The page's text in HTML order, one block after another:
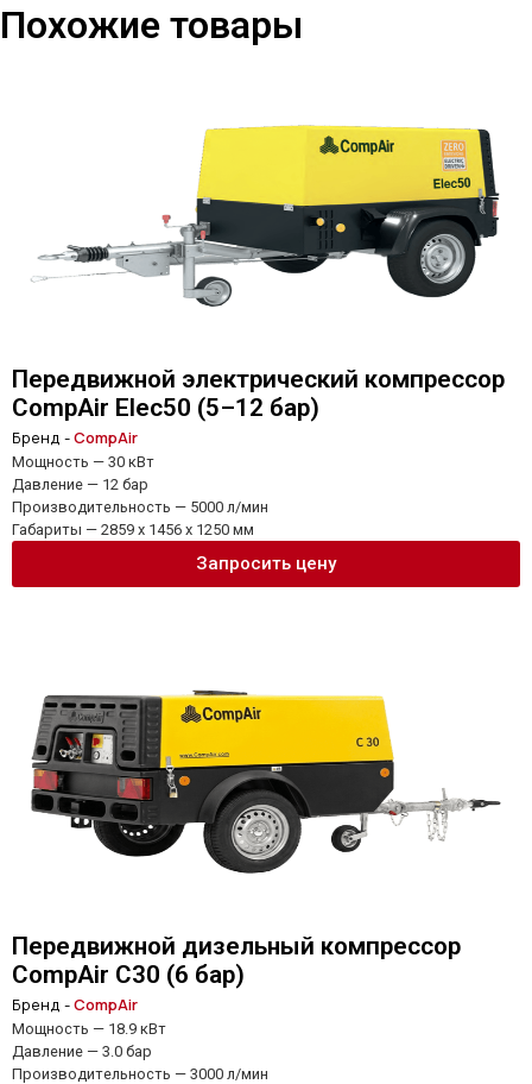
Похожие товары
Передвижной электрический компрессор
CompAir Elec50 (5–12 бар)
Бренд -CompAir
Мощность — 30 кВт
Давление — 12 бар
Производительность — 5000 л/мин
Габариты — 2859 x 1456 x 1250 мм
Запросить цену
Передвижной дизельный компрессор
CompAir C30 (6 бар)
Бренд -CompAir
Мощность — 18.9 кВт
Давление — 3.0 бар
Производительность — 3000 л/мин